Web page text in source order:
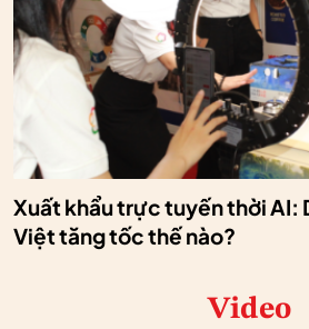
Xuất khẩu trực tuyến thời AI:
Việt tăng tốc thế nào?
Video